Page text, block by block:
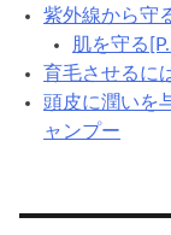
紫外線から守
肌を守る
育毛させるに
頭皮に潤いを
ャンプー